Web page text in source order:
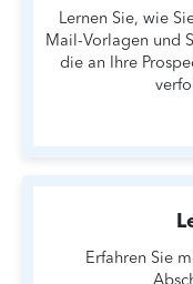
Lernen Sie, wie
Mail-Vorlagen und
die an Ihre
Erfahren Sie